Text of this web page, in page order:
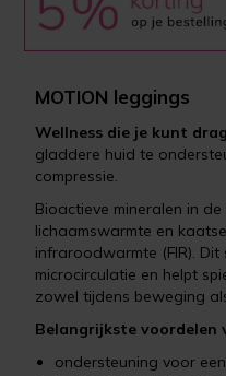
MOTION leggings
Wellness die je kunt
gladdere huid te
compressie.
Bioactieve mineralen in
lichaamswarmte en
infraroodwarmte (FIR).
microcirculatie en helpt
zowel tijdens beweging
Belangrijkste voordelen
ondersteuning voor